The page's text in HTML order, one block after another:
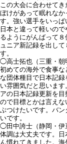
この大会に合わせて
ぼけがあって眠れな
す。強い選手をいっ
日本と違って軽いの
るようにがんばって
ュニア新記録を出し
す。
◯高士拓也（三重・朝
初めての海外で食事
な団体種目で日本記
い雰囲気だと思いま
アの日本記録更新を
ので目標とかは言え
ぶつけたいです。バ
いです。
◯田中誇士（静岡・伊
体調は大丈夫です。
ん慣れてきました。